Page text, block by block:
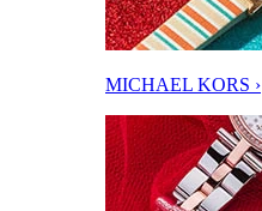
MICHAEL KORS ›